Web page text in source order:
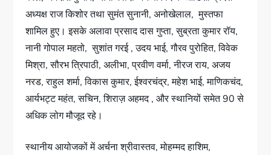
अध्यक्ष राज किशोर तथा सुमंत सुनानी, अनोखेलाल, मुस्तफा
शामिल हुए। इसके अलावा प्रसाद दास गुप्ता, सुब्रता कुमार रॉय,
नानी गोपाल महतो, सुशांत गरई , उदय भाई, गौरव पुरोहित, विवेक
मिश्रा, सौरभ त्रिपाठी, अलीभा, प्रवीण वर्मा, नीरज राय, अजय
नरड, राहुल शर्मा, विकास कुमार, ईश्वरचंद्र, महेश भाई, माणिकचंद,
आर्यभट्ट महंत, सचिन, शिराज़ अहमद , और स्थानियों समेत 90 से
अधिक लोग मौजूद रहे।
स्थानीय आयोजकों में अर्चना श्रीवास्तव, मोहम्मद हाशिम,